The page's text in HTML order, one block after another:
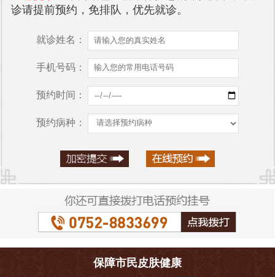
诊请提前预约，免排队，优先就诊。
就诊姓名：
手机号码：
预约时间：
预约病种：
保障市民皮肤健康